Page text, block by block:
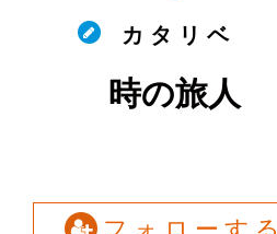
カ タ リ ベ
時の旅人